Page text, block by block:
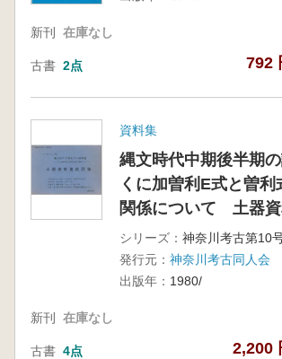
新刊 在庫なし
古書 2点 792
資料集
縄文時代中期後半期
くに加曽利E式と曽利
関係について 土器
シリーズ：
発行元： 神奈川考古同人会
出版年： 1980/
新刊 在庫なし
古書 4点 2,200